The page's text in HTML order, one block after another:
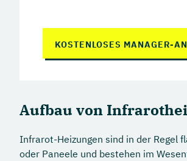
KOSTENLOSES MANAGER-
Aufbau von
Infrarot-Heizungen sind in der Regel
oder Paneele und bestehen im